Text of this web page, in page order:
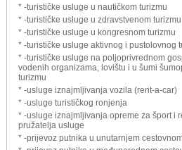
* -turističke usluge u nautičkom turizmu
* -turističke usluge u zdravstvenom turizmu
* -turističke usluge u kongresnom turizmu
* -turističke usluge aktivnog i pustolovnog
* -turističke usluge na poljoprivrednom
vodenih organizama, lovištu i u šumi
turizmu
* -usluge iznajmljivanja vozila (rent-a-car)
* -usluge turističkog ronjenja
* -usluge iznajmljivanja opreme za šport i
pružatelja usluge
* -prijevoz putnika u unutarnjem